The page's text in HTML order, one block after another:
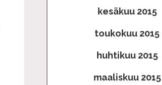
kesäkuu 2015
toukokuu 2015
huhtikuu 2015
maaliskuu 2015